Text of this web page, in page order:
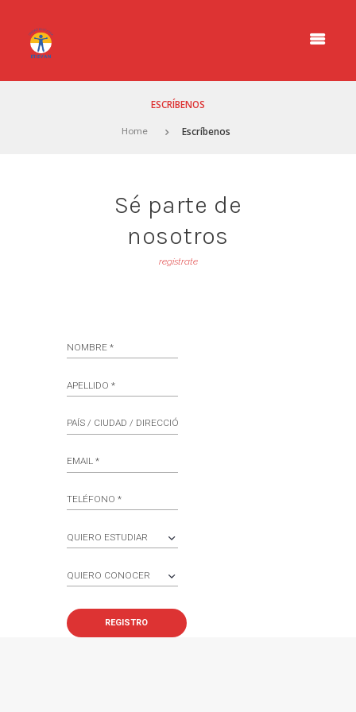
ESCRÍBENOS
Home Escríbenos
Sé parte de
nosotros
regístrate
REGISTRO